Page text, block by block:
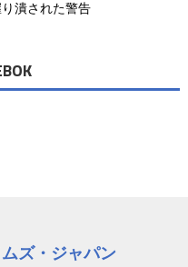
潰された警告
ズ・ジャパン